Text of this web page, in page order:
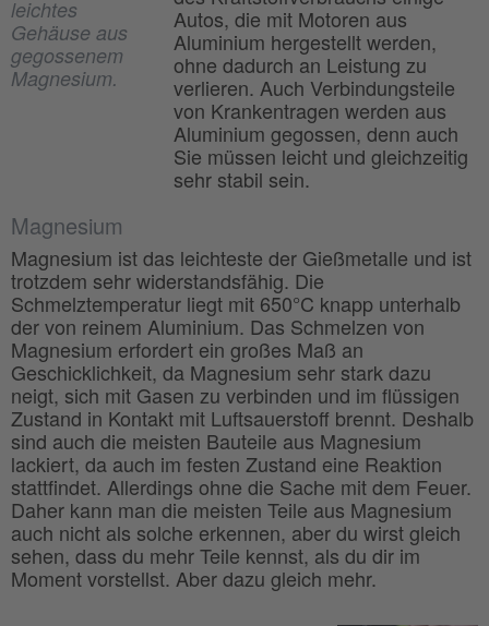
leichtes
Gehäuse aus
gegossenem
Magnesium.
Autos, die mit Motoren aus
Aluminium hergestellt werden,
ohne dadurch an Leistung zu
verlieren. Auch Verbindungsteile
von Krankentragen werden aus
Aluminium gegossen, denn auch
Sie müssen leicht und gleichzeitig
sehr stabil sein.
Magnesium
Magnesium ist das leichteste der Gießmetalle und ist
trotzdem sehr widerstandsfähig. Die
Schmelztemperatur liegt mit 650°C knapp unterhalb
der von reinem Aluminium. Das Schmelzen von
Magnesium erfordert ein großes Maß an
Geschicklichkeit, da Magnesium sehr stark dazu
neigt, sich mit Gasen zu verbinden und im flüssigen
Zustand in Kontakt mit Luftsauerstoff brennt. Deshalb
sind auch die meisten Bauteile aus Magnesium
lackiert, da auch im festen Zustand eine Reaktion
stattfindet. Allerdings ohne die Sache mit dem Feuer.
Daher kann man die meisten Teile aus Magnesium
auch nicht als solche erkennen, aber du wirst gleich
sehen, dass du mehr Teile kennst, als du dir im
Moment vorstellst. Aber dazu gleich mehr.